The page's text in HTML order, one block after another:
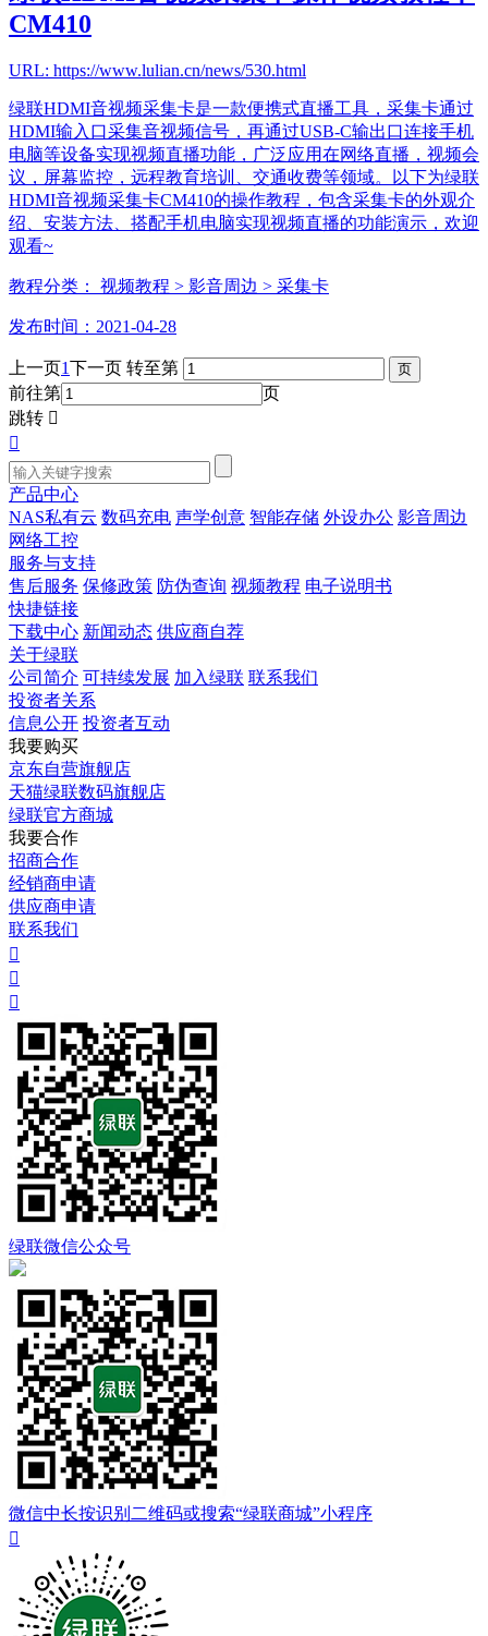
CM410
URL: https://www.lulian.cn/news/530.html
绿联HDMI音视频采集卡是一款便携式直播工具，采集卡通过
HDMI输入口采集音视频信号，再通过USB-C输出口连接手机
电脑等设备实现视频直播功能，广泛应用在网络直播，视频会
议，屏幕监控，远程教育培训、交通收费等领域。以下为绿联
HDMI音视频采集卡CM410的操作教程，包含采集卡的外观介
绍、安装方法、搭配手机电脑实现视频直播的功能演示，欢迎
观看~
教程分类： 视频教程 > 影音周边 > 采集卡
发布时间：2021-04-28
上一页1下一页 转至第
前往第
页
跳转 

产品中心
NAS私有云 数码充电 声学创意 智能存储 外设办公 影音周边
网络工控
服务与支持
售后服务 保修政策 防伪查询 视频教程 电子说明书
快捷链接
下载中心 新闻动态 供应商自荐
关于绿联
公司简介 可持续发展 加入绿联 联系我们
投资者关系
信息公开 投资者互动
我要购买
京东自营旗舰店
天猫绿联数码旗舰店
绿联官方商城
我要合作
招商合作
经销商申请
供应商申请
联系我们



绿联微信公众号
微信中长按识别二维码或搜索“绿联商城”小程序
